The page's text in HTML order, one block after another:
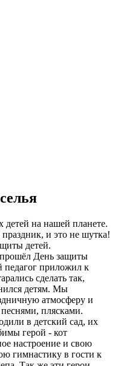
детей на нашей планете.
и это не шутка!
детей.
прошёл День защиты
педагог приложил к
сделать так,
детям. Мы
атмосферу и
плясками.
в детский сад, их
герой - кот
настроение и свою
гимнастику в гости к